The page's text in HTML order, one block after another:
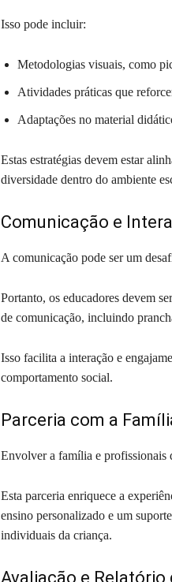
Isso pode incluir:
Metodologias visuais, como
Atividades práticas que
Adaptações no material
Estas estratégias devem estar
diversidade dentro do ambiente
Comunicação e
A comunicação pode ser um
Portanto, os educadores devem
de comunicação, incluindo
Isso facilita a interação e
comportamento social.
Parceria com a
Envolver a família e profissionais
Esta parceria enriquece a
ensino personalizado e um
individuais da criança.
Avaliação e